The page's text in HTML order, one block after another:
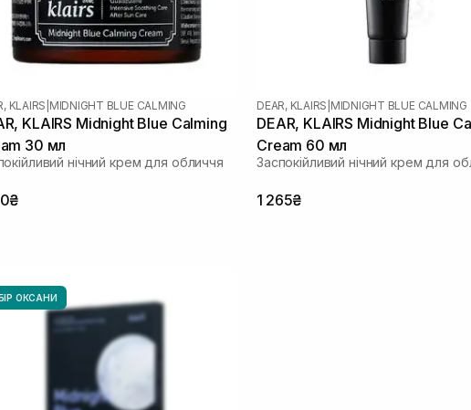
KLAIRS MIDNIGHT BLUE CALMING
KLAIRS Midnight Blue Calming
30 мл
нічний крем для обличчя
DEAR, KLAIRS MIDNIGHT BLUE CALMING
DEAR, KLAIRS Midnight Blue
Cream 60 мл
Заспокійливий нічний крем для
1 265₴
ОКСАНИ